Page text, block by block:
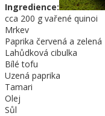
Ingredience:
cca 200 g vařené quinoi
Mrkev
Paprika červená a zelená
Lahůdková cibulka
Bílé tofu
Uzená paprika
Tamari
Olej
Sůl